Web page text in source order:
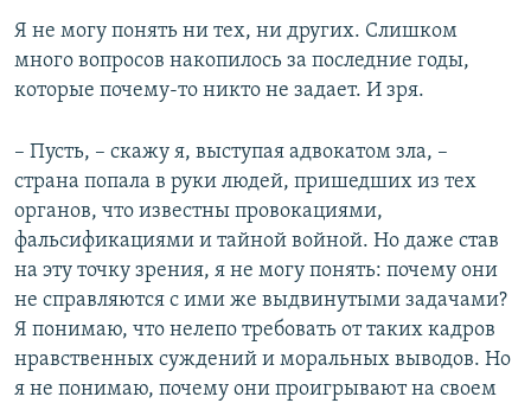
Я не могу понять ни тех, ни других. Слишком
много вопросов накопилось за последние годы,
которые почему-то никто не задает. И зря.
– Пусть, – скажу я, выступая адвокатом зла, –
страна попала в руки людей, пришедших из тех
органов, что известны провокациями,
фальсификациями и тайной войной. Но даже став
на эту точку зрения, я не могу понять: почему они
не справляются с ими же выдвинутыми задачами?
Я понимаю, что нелепо требовать от таких кадров
нравственных суждений и моральных выводов. Но
я не понимаю, почему они проигрывают на своем